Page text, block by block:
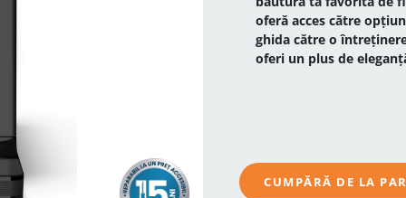
oferă acces către
ghida către o
oferi un plus de
CUMPĂRĂ DE LA